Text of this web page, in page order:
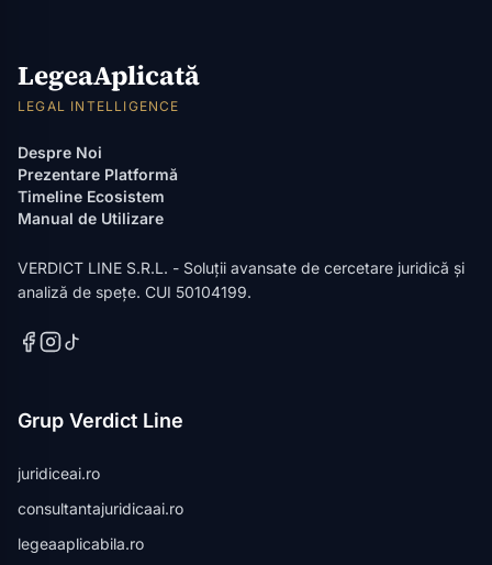
LegeaAplicată
LEGAL INTELLIGENCE
Despre Noi
Prezentare Platformă
Timeline Ecosistem
Manual de Utilizare
VERDICT LINE S.R.L. - Soluții avansate de cercetare juridică și
analiză de spețe. CUI 50104199.
Grup Verdict Line
juridiceai.ro
consultantajuridicaai.ro
legeaaplicabila.ro